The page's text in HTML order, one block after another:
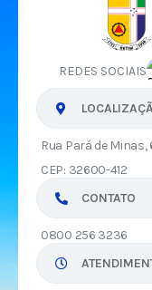
REDES SOCIAIS
Rua Pará de Minas,
CEP: 32600-412
CONTATO
0800 256 3236